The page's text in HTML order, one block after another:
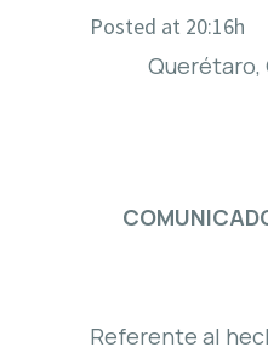
Posted at 20:16h
Querétaro,
Referente al